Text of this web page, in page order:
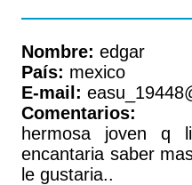
Nombre: edgar
País: mexico
E-mail:
Comentarios:
hermosa joven q
encantaria saber
le gustaria..